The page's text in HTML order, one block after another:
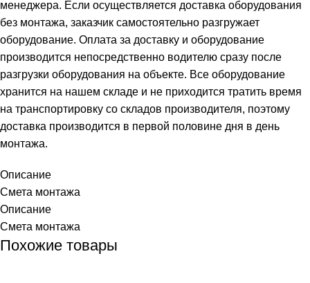
менеджера. Если осуществляется доставка оборудования
без монтажа, заказчик самостоятельно разгружает
оборудование. Оплата за доставку и оборудование
производится непосредственно водителю сразу после
разгрузки оборудования на объекте. Все оборудование
хранится на нашем складе и не приходится тратить время
на транспортировку со складов производителя, поэтому
доставка производится в первой половине дня в день
монтажа.
Описание
Смета монтажа
Описание
Смета монтажа
Похожие товары